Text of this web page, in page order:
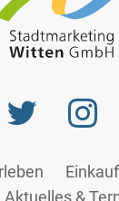
Aktuelles &